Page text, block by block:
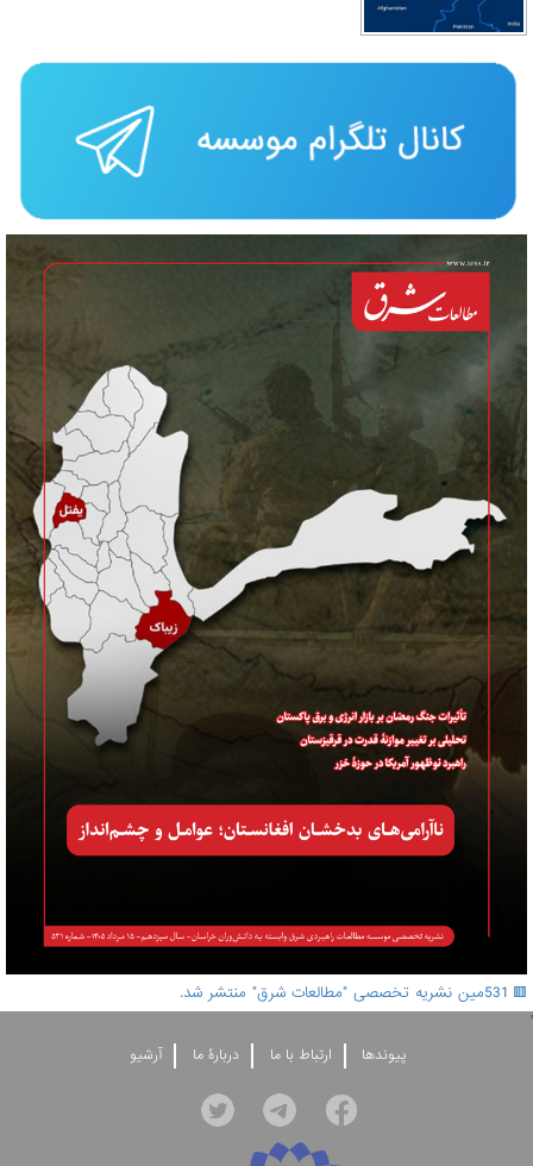
🟥 531مین نشریه تخصصی "مطالعات شرق" منتشر شد.
'
پيوندها ارتباط با ما دربارۀ ما آرشيو